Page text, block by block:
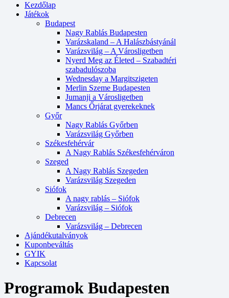
Kezdőlap
Játékok
Budapest
Nagy Rablás Budapesten
Varázskaland – A Halászbástyánál
Varázsvilág – A Városligetben
Nyerd Meg az Életed – Szabadtéri
szabadulószoba
Wednesday a Margitszigeten
Merlin Szeme Budapesten
Jumanji a Városligetben
Mancs Őrjárat gyerekeknek
Győr
Nagy Rablás Győrben
Varázsvilág Győrben
Székesfehérvár
A Nagy Rablás Székesfehérváron
Szeged
A Nagy Rablás Szegeden
Varázsvilág Szegeden
Siófok
A nagy rablás – Siófok
Varázsvilág – Siófok
Debrecen
Varázsvilág – Debrecen
Ajándékutalványok
Kuponbeváltás
GYIK
Kapcsolat
Programok Budapesten